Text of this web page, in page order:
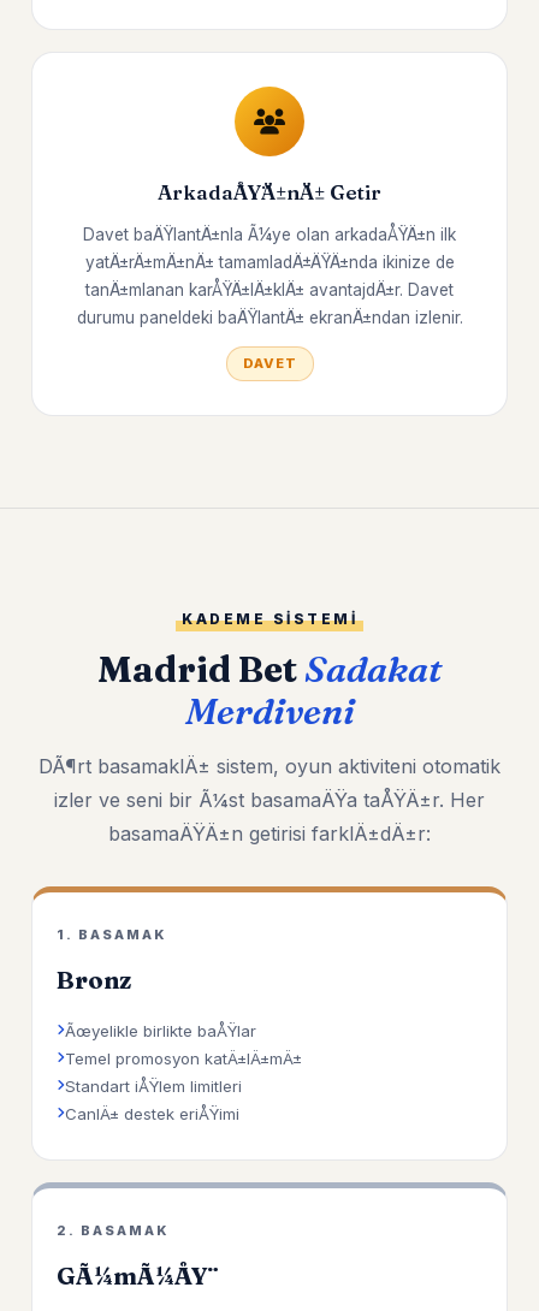
ArkadaÅŸÄ±nÄ± Getir
Davet baÄŸlantÄ±nla Ã¼ye olan arkadaÅŸÄ±n ilk
yatÄ±rÄ±mÄ±nÄ± tamamladÄ±ÄŸÄ±nda ikinize de
tanÄ±mlanan karÅŸÄ±lÄ±klÄ± avantajdÄ±r. Davet
durumu paneldeki baÄŸlantÄ± ekranÄ±ndan izlenir.
DAVET
KADEME SISTEMI
Madrid BetSadakat
Merdiveni
DÃ¶rt basamaklÄ± sistem, oyun aktiviteni otomatik
izler ve seni bir Ã¼st basamaÄŸa taÅŸÄ±r. Her
basamaÄŸÄ±n getirisi farklÄ±dÄ±r:
1. BASAMAK
Bronz
Ãœyelikle birlikte baÅŸlar
Temel promosyon katÄ±lÄ±mÄ±
Standart iÅŸlem limitleri
CanlÄ± destek eriÅŸimi
2. BASAMAK
GÃ¼mÃ¼ÅŸ